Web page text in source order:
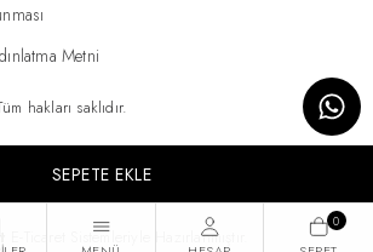
0
SEPETE EKLE
Metni
hakları saklıdır.
Sistemleriyle Hazırlanmıştır.